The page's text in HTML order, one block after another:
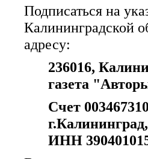
Подписаться на
Калининградской
адресу:
236016,
газета
Счет
ИНН